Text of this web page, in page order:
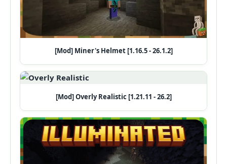
[Mod] Miner's Helmet [1.16.5 - 26.1.2]
[Mod] Overly Realistic [1.21.11 - 26.2]